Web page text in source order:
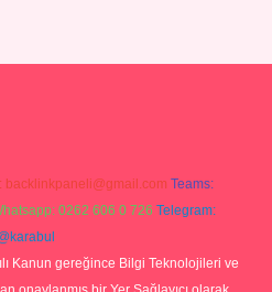
backlinkpaneli@gmail.com Teams:
0262 606 0 726 Telegram:
Kanun gereğince Bilgi Teknolojileri ve